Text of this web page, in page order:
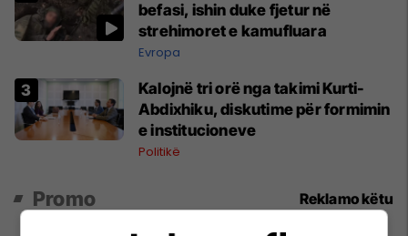
befasi, ishin duke fjetur në
strehimoret e kamufluara
Evropa
Kalojnë tri orë nga takimi Kurti-
Abdixhiku, diskutime për formimin
e institucioneve
Politikë
Promo Reklamo këtu